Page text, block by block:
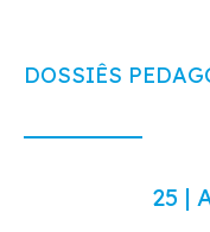
DOSSIÊS
25 |